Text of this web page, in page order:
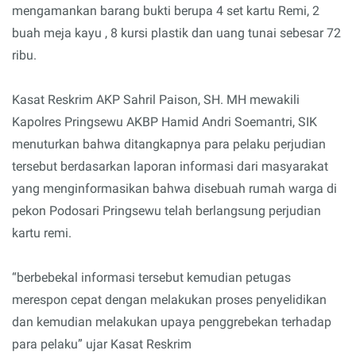
mengamankan barang bukti berupa 4 set kartu Remi, 2
buah meja kayu , 8 kursi plastik dan uang tunai sebesar 72
ribu.
Kasat Reskrim AKP Sahril Paison, SH. MH mewakili
Kapolres Pringsewu AKBP Hamid Andri Soemantri, SIK
menuturkan bahwa ditangkapnya para pelaku perjudian
tersebut berdasarkan laporan informasi dari masyarakat
yang menginformasikan bahwa disebuah rumah warga di
pekon Podosari Pringsewu telah berlangsung perjudian
kartu remi.
“berbebekal informasi tersebut kemudian petugas
merespon cepat dengan melakukan proses penyelidikan
dan kemudian melakukan upaya penggrebekan terhadap
para pelaku” ujar Kasat Reskrim